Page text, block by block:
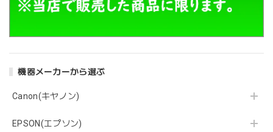
機器メーカーから選ぶ
Canon(キヤノン)
EPSON(エプソン)